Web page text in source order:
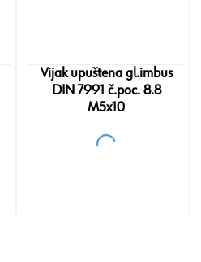
Vijak upuštena gl.imbus
DIN 7991 č.poc. 8.8
M5x10